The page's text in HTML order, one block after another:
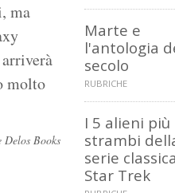
ma
molto
Books
Marte e
l'antologia
secolo
RUBRICHE
I 5 alieni più
strambi
serie
Star Trek